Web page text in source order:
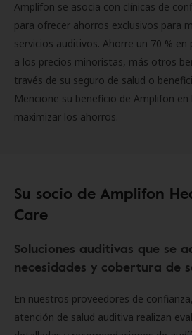
Amplifon se asocia con clínicas de
para ofrecer ahorros exclusivos para
servicios auditivos. Ahorre un 70 %
a los precios minoristas, más otros
través de su seguro de salud o
Mencione su beneficio de Amplifon
maximizar los ahorros.
Su socio de Amplifon
Care
Soluciones auditivas que se
necesidades y cobertura de
En nuestros proveedores de
atención de salud auditiva realizan